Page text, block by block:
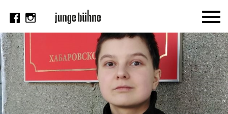
AKTUELL
Thema
Video
Kritik